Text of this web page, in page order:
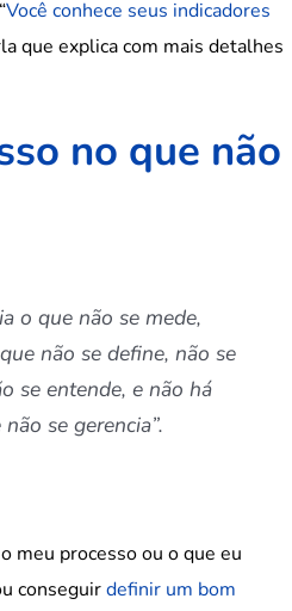
Você conhece seus indicadores
que explica com mais detalhes
no que não
o que não se mede,
não se define, não se
se entende, e não há
se gerencia”.
meu processo ou o que eu
conseguirdefinir um bom